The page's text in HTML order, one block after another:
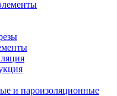
и пароизоляционные